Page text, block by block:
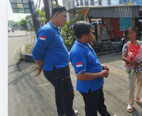
bangunan lainnya. Imbauan
camat dan lurah se-Kota
langkah antisipatif Pemerintah